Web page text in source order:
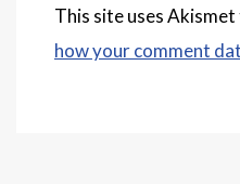
This site uses
how your comment